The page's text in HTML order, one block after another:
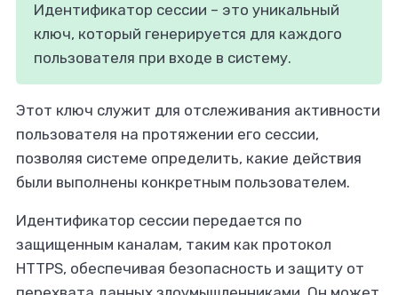
Идентификатор сессии – это уникальный
ключ, который генерируется для каждого
пользователя при входе в систему.
Этот ключ служит для отслеживания активности
пользователя на протяжении его сессии,
позволяя системе определить, какие действия
были выполнены конкретным пользователем.
Идентификатор сессии передается по
защищенным каналам, таким как протокол
HTTPS, обеспечивая безопасность и защиту от